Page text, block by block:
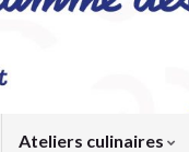
Ateliers culinaires